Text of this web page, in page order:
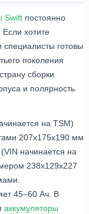
Swift постоянно
хотите
готовы
поколения
сборки
и полярность
на TSM)
207x175x190 мм
начинается на
238x129x227
45–60 Ач. В
аккумуляторы